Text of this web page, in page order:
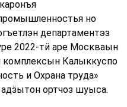
но
департаментэз
2022-тӥ аре Москваын
Калыккуспо
и Охрана труда»
ортчоз шуыса.